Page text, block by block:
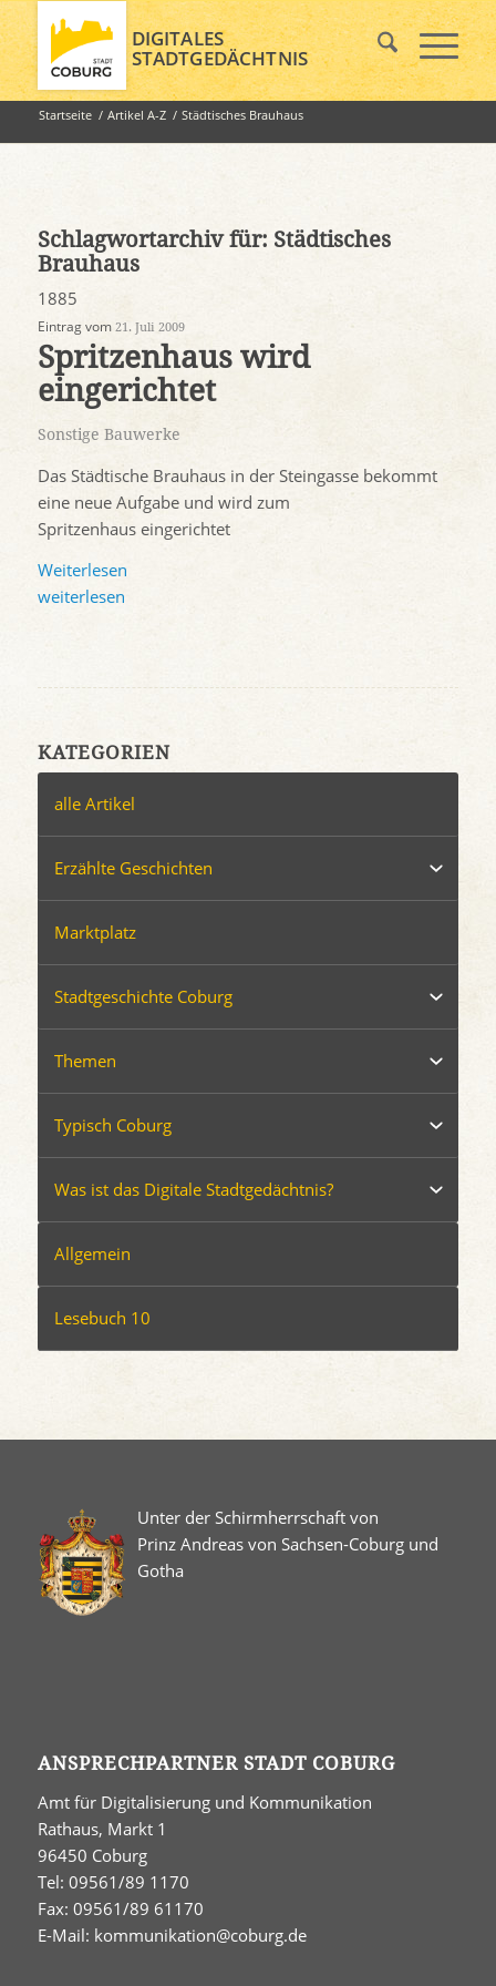
DIGITALES
STADTGEDÄCHTNIS
Startseite / Artikel A-Z / Städtisches Brauhaus
Schlagwortarchiv für: Städtisches
Brauhaus
1885
Eintrag vom 21. Juli 2009
Spritzenhaus wird
eingerichtet
Sonstige Bauwerke
Das Städtische Brauhaus in der Steingasse bekommt
eine neue Aufgabe und wird zum
Spritzenhaus eingerichtet
Weiterlesen
weiterlesen
KATEGORIEN
alle Artikel
Erzählte Geschichten
Marktplatz
Stadtgeschichte Coburg
Themen
Typisch Coburg
Was ist das Digitale Stadtgedächtnis?
Allgemein
Lesebuch 10
Unter der Schirmherrschaft von
Prinz Andreas von Sachsen-Coburg und
Gotha
ANSPRECHPARTNER STADT COBURG
Amt für Digitalisierung und Kommunikation
Rathaus, Markt 1
96450 Coburg
Tel: 09561/89 1170
Fax: 09561/89 61170
E-Mail: kommunikation@coburg.de